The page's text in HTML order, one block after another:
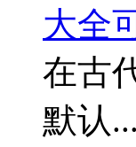
大全
在古
默认...